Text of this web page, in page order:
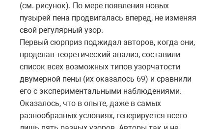
(см. рисунок). По мере появления новых
пузырей пена продвигалась вперед, не изменяя
свой регулярный узор.
Первый сюрприз поджидал авторов, когда они,
проделав теоретический анализ, составили
список всех возможных типов узорчатости
двумерной пены (их оказалось 69) и сравнили
его с экспериментальными наблюдениями.
Оказалось, что в опыте, даже в самых
разнообразных условиях, генерируется всего